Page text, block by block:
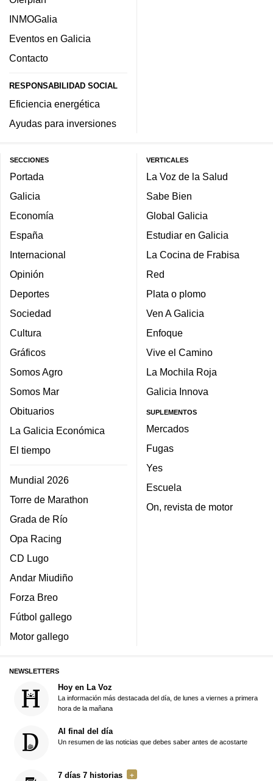
INMOGalia
Eventos en Galicia
Contacto
RESPONSABILIDAD SOCIAL
Eficiencia energética
Ayudas para inversiones
SECCIONES
Portada
Galicia
Economía
España
Internacional
Opinión
Deportes
Sociedad
Cultura
Gráficos
Somos Agro
Somos Mar
Obituarios
La Galicia Económica
El tiempo
Mundial 2026
Torre de Marathon
Grada de Río
Opa Racing
CD Lugo
Andar Miudiño
Forza Breo
Fútbol gallego
Motor gallego
VERTICALES
La Voz de la Salud
Sabe Bien
Global Galicia
Estudiar en Galicia
La Cocina de Frabisa
Red
Plata o plomo
Ven A Galicia
Enfoque
Vive el Camino
La Mochila Roja
Galicia Innova
SUPLEMENTOS
Mercados
Fugas
Yes
Escuela
On, revista de motor
NEWSLETTERS
Hoy en La Voz
La información más destacada del día, de lunes a viernes a primera
hora de la mañana
Al final del día
Un resumen de las noticias que debes saber antes de acostarte
7 días 7 historias